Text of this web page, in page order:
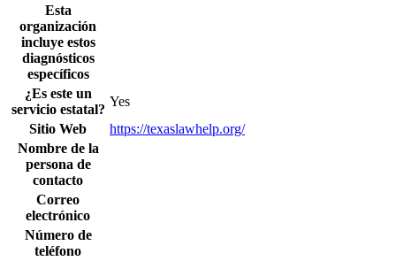
Esta
organización
incluye estos
diagnósticos
específicos
¿Es este un
servicio estatal?
Yes
Sitio Web
https://texaslawhelp.org/
Nombre de la
persona de
contacto
Correo
electrónico
Número de
teléfono